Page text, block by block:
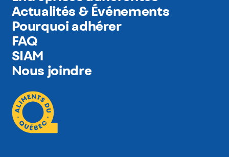
Actualités & Événements
Pourquoi adhérer
FAQ
SIAM
Nous joindre